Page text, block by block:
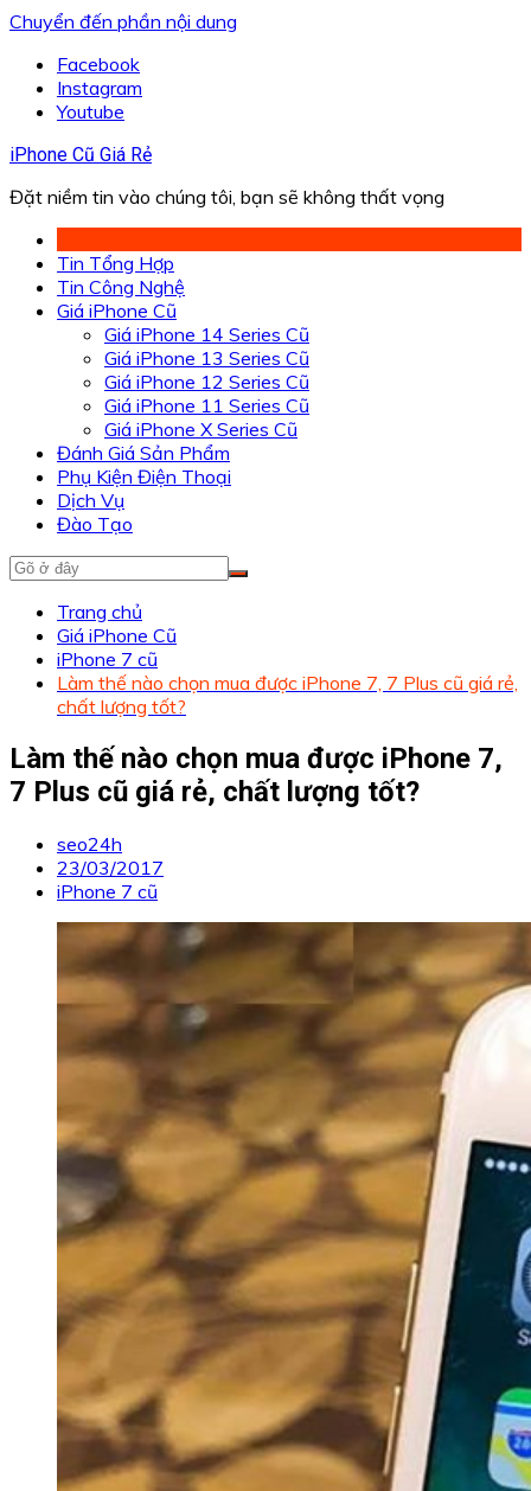
Chuyển đến phần nội dung
Facebook
Instagram
Youtube
iPhone Cũ Giá Rẻ
Đặt niềm tin vào chúng tôi, bạn sẽ không thất vọng
Tin Tổng Hợp
Tin Công Nghệ
Giá iPhone Cũ
Giá iPhone 14 Series Cũ
Giá iPhone 13 Series Cũ
Giá iPhone 12 Series Cũ
Giá iPhone 11 Series Cũ
Giá iPhone X Series Cũ
Đánh Giá Sản Phẩm
Phụ Kiện Điện Thoại
Dịch Vụ
Đào Tạo
Trang chủ
Giá iPhone Cũ
iPhone 7 cũ
Làm thế nào chọn mua được iPhone 7, 7 Plus cũ giá rẻ,
chất lượng tốt?
Làm thế nào chọn mua được iPhone 7,
7 Plus cũ giá rẻ, chất lượng tốt?
seo24h
23/03/2017
iPhone 7 cũ